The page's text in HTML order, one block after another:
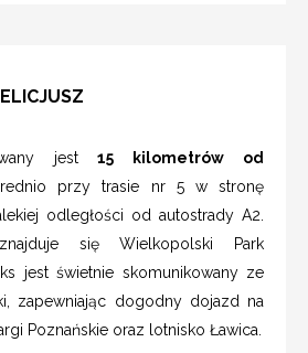
jest15 kilometrów od
przy trasie nr 5 w stronę
odległości od autostrady A2.
się Wielkopolski Park
jest świetnie skomunikowany ze
zapewniając dogodny dojazd na
Poznańskie oraz lotnisko Ławica.